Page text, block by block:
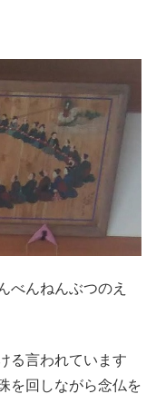
べんねんぶつのえ
る言われています
を回しながら念仏を